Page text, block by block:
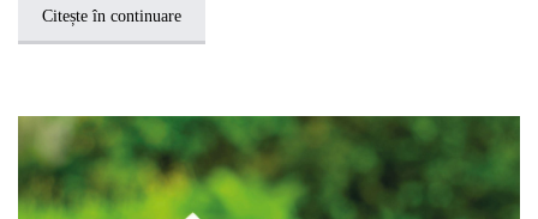
Citește în continuare